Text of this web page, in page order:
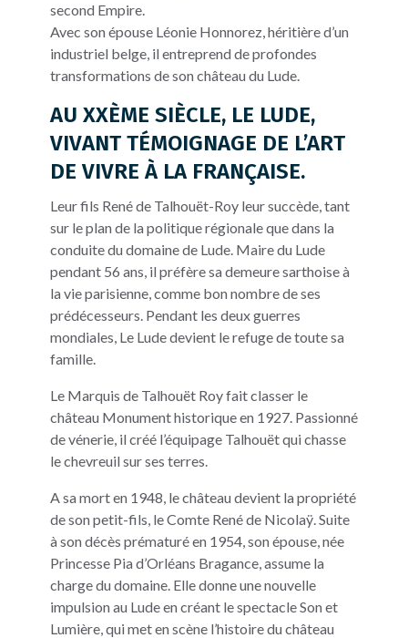
second Empire.
Avec son épouse Léonie Honnorez, héritière d’un
industriel belge, il entreprend de profondes
transformations de son château du Lude.
AU XXÈME SIÈCLE, LE LUDE,
VIVANT TÉMOIGNAGE DE L’ART
DE VIVRE À LA FRANÇAISE.
Leur fils René de Talhouët-Roy leur succède, tant
sur le plan de la politique régionale que dans la
conduite du domaine de Lude. Maire du Lude
pendant 56 ans, il préfère sa demeure sarthoise à
la vie parisienne, comme bon nombre de ses
prédécesseurs. Pendant les deux guerres
mondiales, Le Lude devient le refuge de toute sa
famille.
Le Marquis de Talhouët Roy fait classer le
château Monument historique en 1927. Passionné
de vénerie, il créé l’équipage Talhouët qui chasse
le chevreuil sur ses terres.
A sa mort en 1948, le château devient la propriété
de son petit-fils, le Comte René de Nicolaÿ. Suite
à son décès prématuré en 1954, son épouse, née
Princesse Pia d’Orléans Bragance, assume la
charge du domaine. Elle donne une nouvelle
impulsion au Lude en créant le spectacle Son et
Lumière, qui met en scène l’histoire du château